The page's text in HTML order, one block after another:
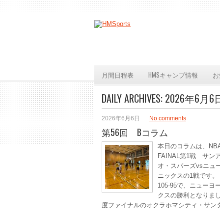
月間日程表 HMSキャンプ情報
DAILY ARCHIVES: 2026年6月6
2026年6月6日 No comments
第56回 Bコラム
本日のコラムは、
FAINAL第1戦 サン
オ・スパーズvsニュ
ニックスの1戦です
105-95で、ニューヨ
クスの勝利となりま
度ファイナルのオクラホマシティ・サン